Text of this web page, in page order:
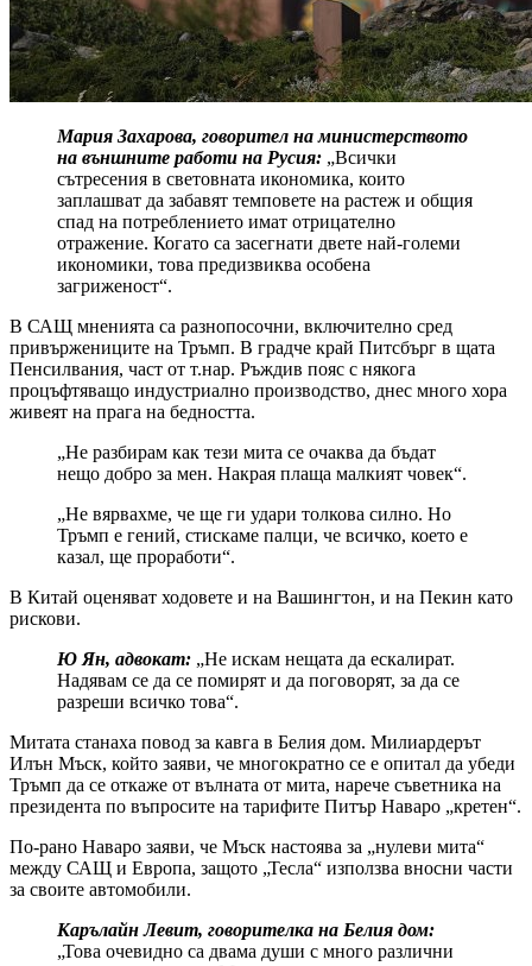
Мария Захарова, говорител на министерството
на външните работи на Русия: „Всички
сътресения в световната икономика, които
заплашват да забавят темповете на растеж и общия
спад на потреблението имат отрицателно
отражение. Когато са засегнати двете най-големи
икономики, това предизвиква особена
загриженост“.
В САЩ мненията са разнопосочни, включително сред
привържениците на Тръмп. В градче край Питсбърг в щата
Пенсилвания, част от т.нар. Ръждив пояс с някога
процъфтяващо индустриално производство, днес много хора
живеят на прага на бедността.
„Не разбирам как тези мита се очаква да бъдат
нещо добро за мен. Накрая плаща малкият човек“.
„Не вярвахме, че ще ги удари толкова силно. Но
Тръмп е гений, стискаме палци, че всичко, което е
казал, ще проработи“.
В Китай оценяват ходовете и на Вашингтон, и на Пекин като
рискови.
Ю Ян, адвокат: „Не искам нещата да ескалират.
Надявам се да се помирят и да поговорят, за да се
разреши всичко това“.
Митата станаха повод за кавга в Белия дом. Милиардерът
Илън Мъск, който заяви, че многократно се е опитал да убеди
Тръмп да се откаже от вълната от мита, нарече съветника на
президента по въпросите на тарифите Питър Наваро „кретен“.
По-рано Наваро заяви, че Мъск настоява за „нулеви мита“
между САЩ и Европа, защото „Тесла“ използва вносни части
за своите автомобили.
Карълайн Левит, говорителка на Белия дом:
„Това очевидно са двама души с много различни